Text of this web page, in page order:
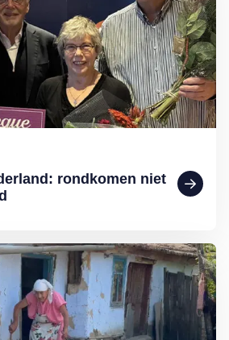
rondkomen niet
Mogelijk: Help deze ouderen aan